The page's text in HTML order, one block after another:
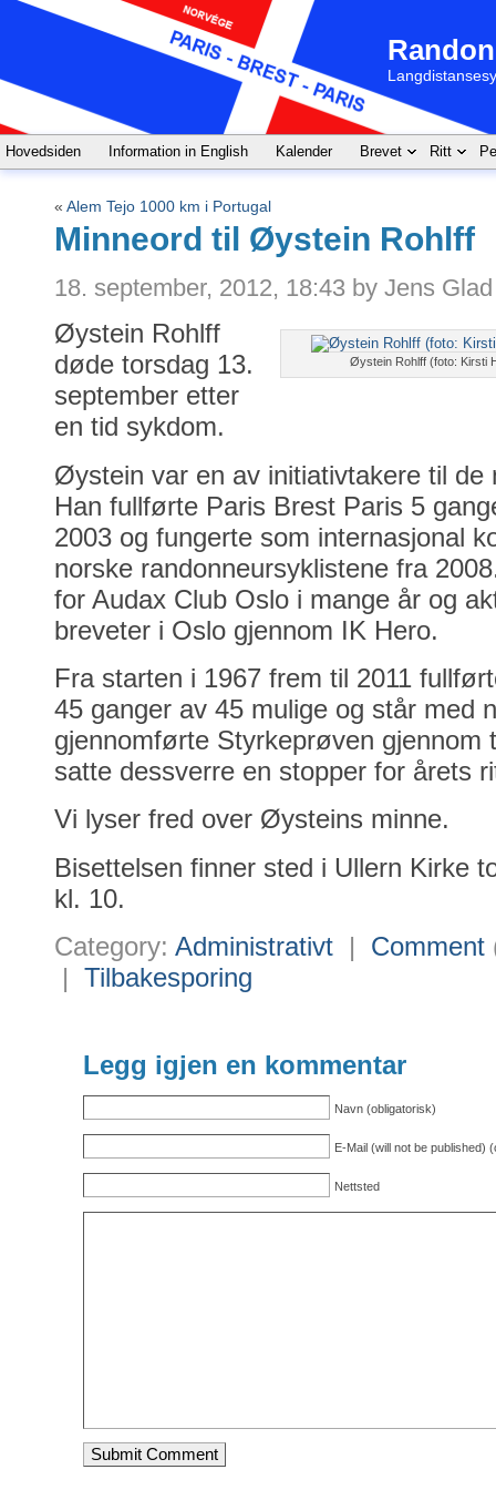
Hovedsiden Information in English Kalender Brevet Ritt
« Alem Tejo 1000 km i Portugal
Minneord til Øystein Rohlff
18. september, 2012, 18:43 by Jens
Øystein Rohlff (foto: Kirsti
Øystein Rohlff
døde torsdag 13.
september etter
en tid sykdom.
Øystein var en av initiativtakere til de
Han fullførte Paris Brest Paris 5
2003 og fungerte som internasjonal
norske randonneursyklistene fra
for Audax Club Oslo i mange år og
breveter i Oslo gjennom IK Hero.
Fra starten i 1967 frem til 2011
45 ganger av 45 mulige og står med
gjennomførte Styrkeprøven gjennom
satte dessverre en stopper for årets
Vi lyser fred over Øysteins minne.
Bisettelsen finner sted i Ullern Kirke
kl. 10.
Category: Administrativt | Comment
| Tilbakesporing
Legg igjen en kommentar
Navn (obligatorisk)
E-Mail (will not be published)
Nettsted